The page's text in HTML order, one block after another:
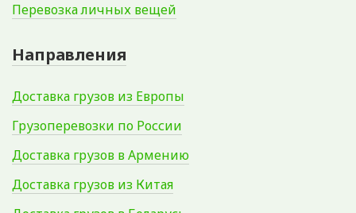
Перевозка личных вещей
Направления
Доставка грузов из Европы
Грузоперевозки по России
Доставка грузов в Армению
Доставка грузов из Китая